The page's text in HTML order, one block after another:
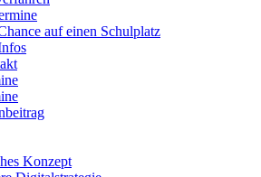
auf einen Schulplatz
Konzept